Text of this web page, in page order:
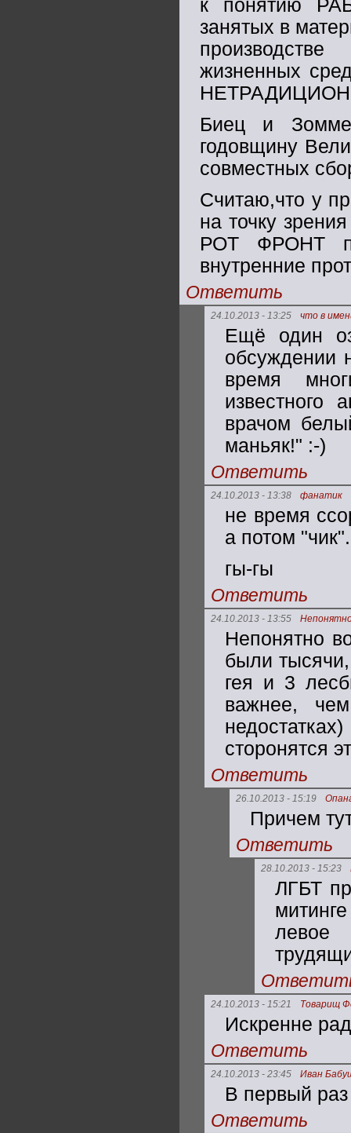
к понятию
занятых в
жизненных
Биец и
годовщину
совместных
Считаю,что у
на точку
РОТ ФРОНТ
внутренние
Ответить
24.10.2013 - 13:25 что в
Ещё один
обсуждении
время
известного
врачом
маньяк!" :-)
Ответить
24.10.2013 - 13:38 фанатик
не время
а потом
гы-гы
Ответить
24.10.2013 - 13:55
Непонятно
были
гея и 3
важнее,
сторонятся
Ответить
26.10.2013 - 15:19
Причем
Ответить
28.10.2013 - 15:23
ЛГБТ
левое
24.10.2013 - 15:21 Товарищ
Искренне
Ответить
24.10.2013 - 23:45 Иван
В первый
Ответить